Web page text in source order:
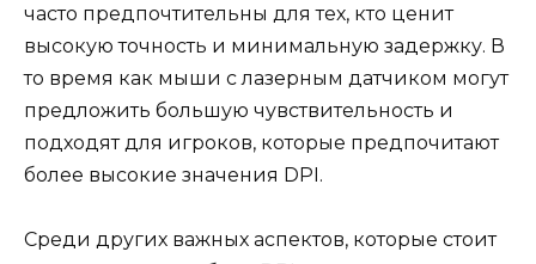
часто предпочтительны для тех, кто ценит
высокую точность и минимальную задержку. В
то время как мыши с лазерным датчиком могут
предложить большую чувствительность и
подходят для игроков, которые предпочитают
более высокие значения DPI.
Среди других важных аспектов, которые стоит